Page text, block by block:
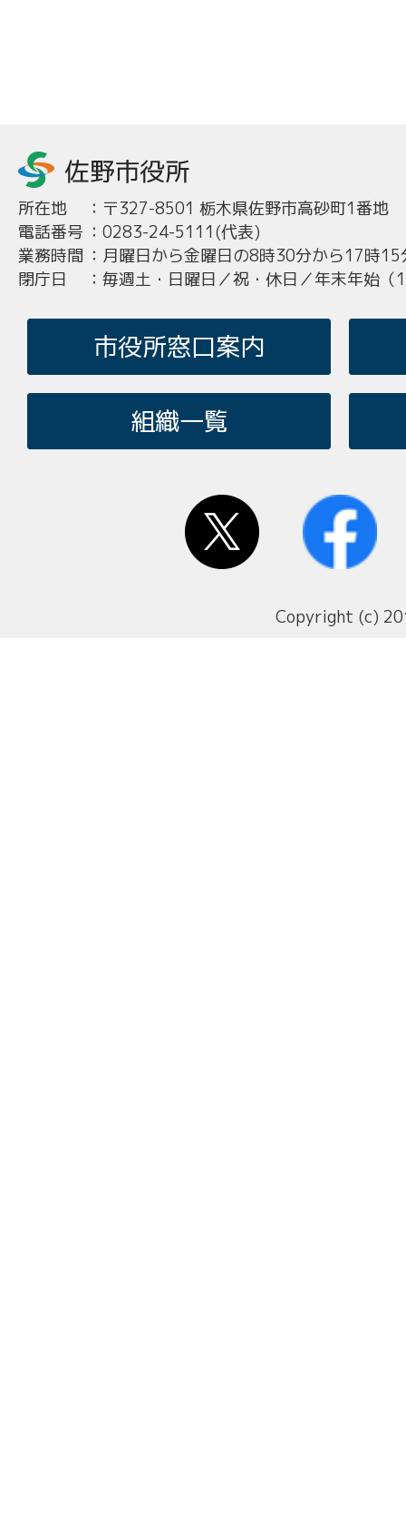
所在地 ： 〒327-8501 栃木県佐野市高砂町1番地
電話番号 ： 0283-24-5111(代表)
業務時間 ： 月曜日から金曜日の8時30分から17時15
閉庁日
： 毎週土・日曜日／祝・休日／年末年始
市役所窓口案内
組織一覧
Copyright (c)